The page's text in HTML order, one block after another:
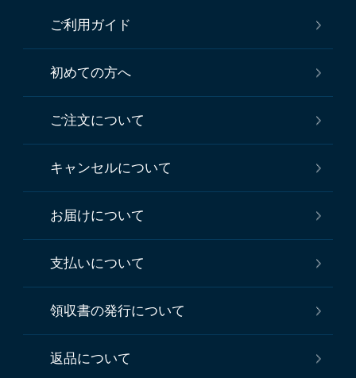
ご利用ガイド
初めての方へ
ご注文について
キャンセルについて
お届けについて
支払いについて
領収書の発行について
返品について